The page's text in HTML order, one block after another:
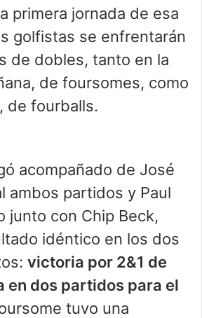
primera jornada de esa
golfistas se enfrentarán
de dobles, tanto en la
de foursomes, como
de fourballs.
acompañado de José
ambos partidos y Paul
junto con Chip Beck,
idéntico en los dos
victoria por 2&1 de
en dos partidos para el
tuvo una